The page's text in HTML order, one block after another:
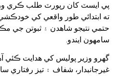
پي ايسٽ کان رپورٽ طلب ڪري
ته ابتدائي طور واقعي کي
حتمي نتيجو شاهدن ۽ ثبوتن جي
سامهون ايندو.
گهرو وزير پوليس کي هدايت ڪئي
غيرجانبدار، شفاف ۽ تيز